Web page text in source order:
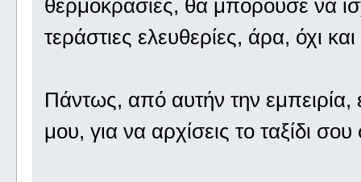
θερμοκρασίες, θα μπορούσε να
τεράστιες ελευθερίες, άρα, όχι
Πάντως, από αυτήν την εμπειρία,
μου, για να αρχίσεις το ταξίδι